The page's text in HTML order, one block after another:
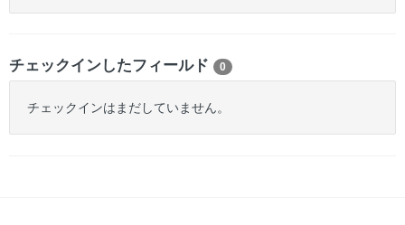
チェックインしたフィールド 0
チェックインはまだしていません。